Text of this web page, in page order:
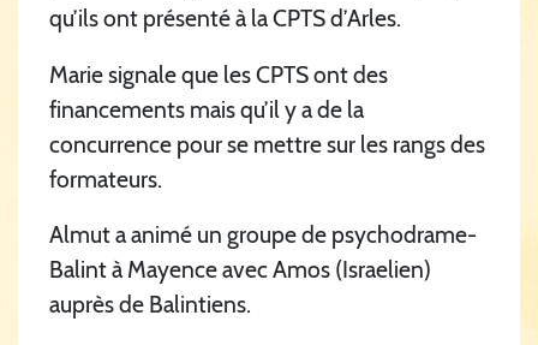
qu’ils ont présenté à la CPTS d’Arles.
Marie signale que les CPTS ont des
financements mais qu’il y a de la
concurrence pour se mettre sur les rangs des
formateurs.
Almut a animé un groupe de psychodrame-
Balint à Mayence avec Amos (Israelien)
auprès de Balintiens.